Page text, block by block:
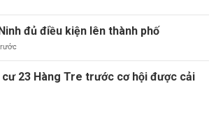
đủ điều kiện lên thành phố
23 Hàng Tre trước cơ hội được cải